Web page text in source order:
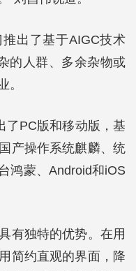
出了基于AIGC技术
的人群、多余杂物或
。
了PC版和移动版，基
产操作系统麒麟、统
鸿蒙、Android和iOS
有独特的优势。在用
简约直观的界面，降